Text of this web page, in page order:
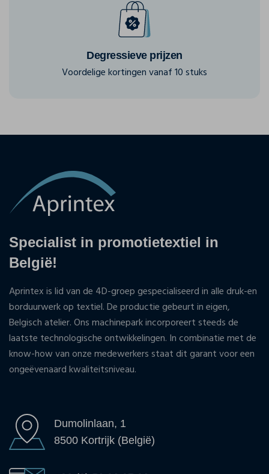
Degressieve prijzen
Voordelige kortingen vanaf 10 stuks
Specialist in promotietextiel in
België!
Aprintex is lid van de 4D-groep gespecialiseerd in alle druk-en
borduurwerk op textiel. De productie gebeurt in eigen,
Belgisch atelier. Ons machinepark incorporeert steeds de
laatste technologische ontwikkelingen. In combinatie met de
know-how van onze medewerkers staat dit garant voor een
ongeëvenaard kwaliteitsniveau.
Dumolinlaan, 1
8500 Kortrijk (België)